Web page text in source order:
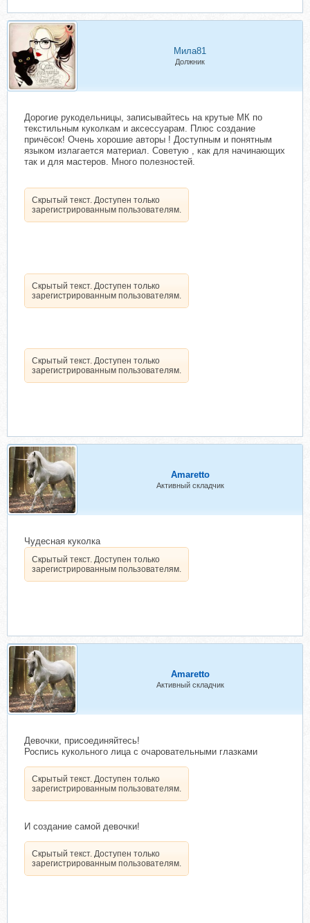
Мила81
Должник
Дорогие рукодельницы, записывайтесь на крутые МК по
текстильным куколкам и аксессуарам. Плюс создание
причёсок! Очень хорошие авторы ! Доступным и понятным
языком излагается материал. Советую , как для начинающих
так и для мастеров. Много полезностей.
Скрытый текст. Доступен только
зарегистрированным пользователям.
Скрытый текст. Доступен только
зарегистрированным пользователям.
Скрытый текст. Доступен только
зарегистрированным пользователям.
Amaretto
Активный складчик
Чудесная куколка
Скрытый текст. Доступен только
зарегистрированным пользователям.
Amaretto
Активный складчик
Девочки, присоединяйтесь!
Роспись кукольного лица с очаровательными глазками
Скрытый текст. Доступен только
зарегистрированным пользователям.
И создание самой девочки!
Скрытый текст. Доступен только
зарегистрированным пользователям.